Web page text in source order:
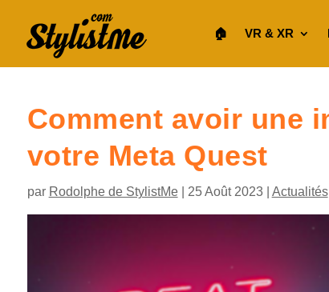
🏠︎ VR & XR
Comment avoir une
votre Meta Quest
par Rodolphe de StylistMe| 25 Août 2023| Actualités